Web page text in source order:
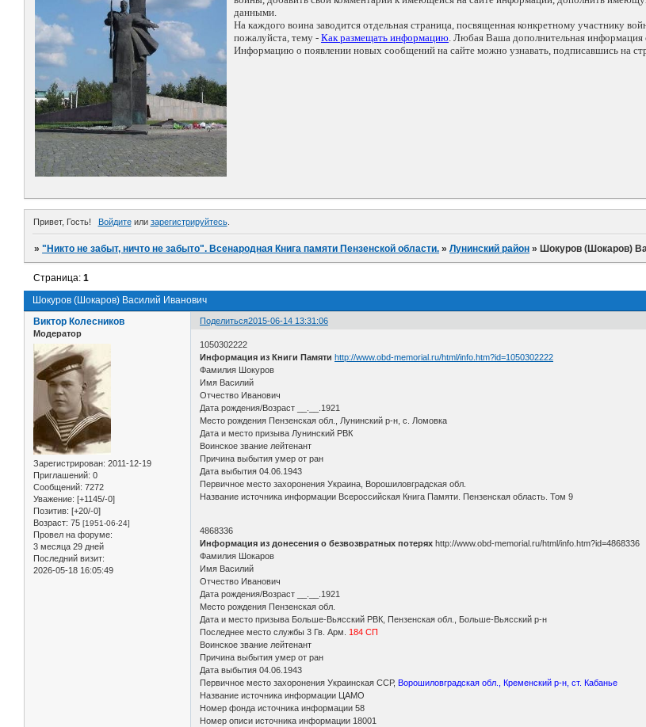
данными.
На каждого воина заводится отдельная страница, посвященная конкретному участнику
пожалуйста, тему - Как размещать информацию. Любая Ваша дополнительная информация
Информацию о появлении новых сообщений на сайте можно узнавать, подписавшись на
Привет, Гость! Войдитеили зарегистрируйтесь.
»"Никто не забыт, ничто не забыто". Всенародная Книга памяти Пензенской области. »Лунинский район » Шокуров (Шокаров)
Шокуров (Шокаров) Василий Иванович
Страница:1
Поделиться2015-06-14 13:31:06
Виктор Колесников
Модератор
Зарегистрирован: 2011-12-19
Приглашений: 0
Сообщений: 7272
Уважение: [+1145/-0]
Позитив: [+20/-0]
Возраст: 75 [1951-06-24]
Провел на форуме:
3 месяца 29 дней
Последний визит:
2026-05-18 16:05:49
1050302222
Информация из Книги Памяти http://www.obd-memorial.ru/html/info.htm?id=1050302222
Фамилия Шокуров
Имя Василий
Отчество Иванович
Дата рождения/Возраст __.__.1921
Место рождения Пензенская обл., Лунинский р-н, с. Ломовка
Дата и место призыва Лунинский РВК
Воинское звание лейтенант
Причина выбытия умер от ран
Дата выбытия 04.06.1943
Первичное место захоронения Украина, Ворошиловградская обл.
Название источника информации Всероссийская Книга Памяти. Пензенская область. Том 9
4868336
Информация из донесения о безвозвратных потеряхhttp://www.obd-memorial.ru/html/info.htm?id=4868336
Фамилия Шокаров
Имя Василий
Отчество Иванович
Дата рождения/Возраст __.__.1921
Место рождения Пензенская обл.
Дата и место призыва Больше-Вьясский РВК, Пензенская обл., Больше-Вьясский р-н
Последнее место службы 3 Гв. Арм. 184 СП
Воинское звание лейтенант
Причина выбытия умер от ран
Дата выбытия 04.06.1943
Первичное место захоронения Украинская ССР, Ворошиловградская обл., Кременский р-н, ст. Кабанье
Название источника информации ЦАМО
Номер фонда источника информации 58
Номер описи источника информации 18001